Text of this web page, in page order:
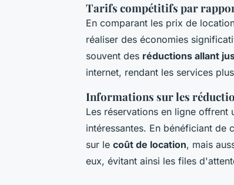
Tarifs compétitifs par
En comparant les prix de
réaliser des économies
souvent des réductions allant
internet, rendant les services
Informations sur les
Les réservations en ligne
intéressantes. En bénéficiant de
sur le coût de location, mais
eux, évitant ainsi les files